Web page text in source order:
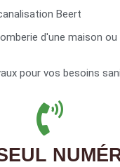
Beert
d'une maison
pour vos besoins